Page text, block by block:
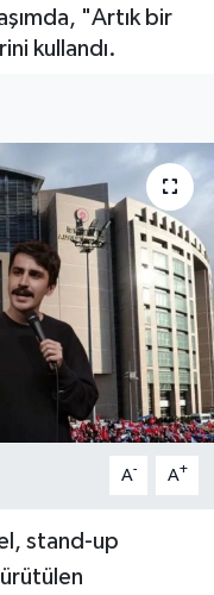
"Artık bir
kullandı.
A- A+
stand-up